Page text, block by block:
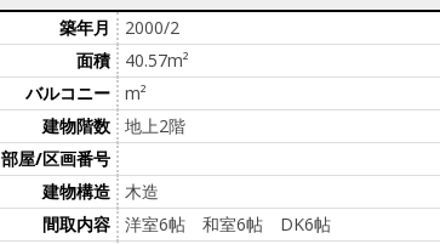
築年月
2000/2
面積
40.57m²
バルコニー
m²
建物階数
地上2階
部屋/区画番号
建物構造
木造
間取内容
洋室6帖 和室6帖 DK6帖